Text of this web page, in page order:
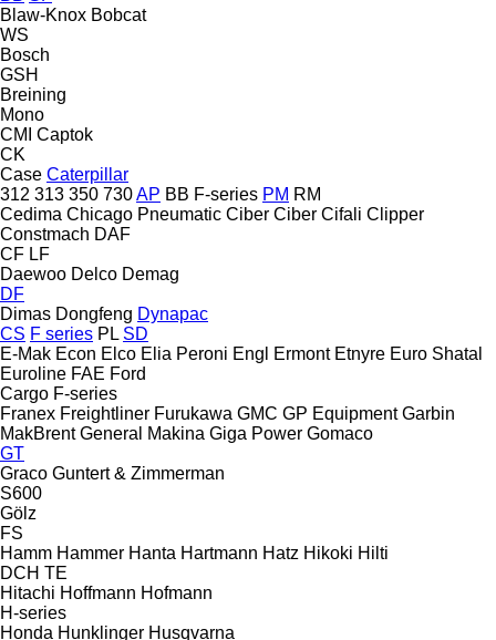
Blaw-Knox Bobcat
WS
Bosch
GSH
Breining
Mono
CMI Captok
CK
Case Caterpillar
312 313 350 730AP BB F-series PM RM
Cedima Chicago Pneumatic Ciber Ciber Cifali Clipper
Constmach DAF
CF LF
Daewoo Delco Demag
DF
Dimas Dongfeng Dynapac
CS F series PL SD
E-Mak Econ Elco Elia Peroni Engl Ermont Etnyre Euro Shatal
Euroline FAE Ford
Cargo F-series
Franex Freightliner Furukawa GMC GP Equipment Garbin
MakBrent General Makina Giga Power Gomaco
GT
Graco Guntert & Zimmerman
S600
Gölz
FS
Hamm Hammer Hanta Hartmann Hatz Hikoki Hilti
DCH TE
Hitachi Hoffmann Hofmann
H-series
Honda Hunklinger Husqvarna